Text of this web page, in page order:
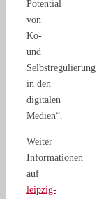
Potential
von
Ko-
und
Selbstregulierung
in den
digitalen
Medien“.
Weiter
Informationen
auf
leipzig-